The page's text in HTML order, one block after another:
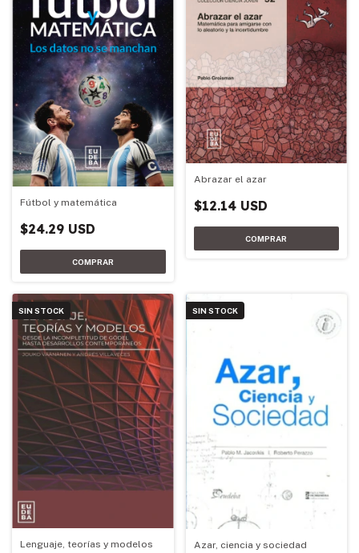
Fútbol y matemática
$24.29 USD
Abrazar el azar
$12.14 USD
SIN STOCK
Lenguaje, teorías y modelos
SIN STOCK
Azar, ciencia y sociedad